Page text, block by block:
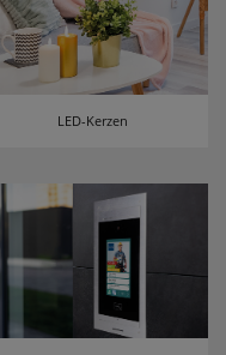
LED-Kerzen